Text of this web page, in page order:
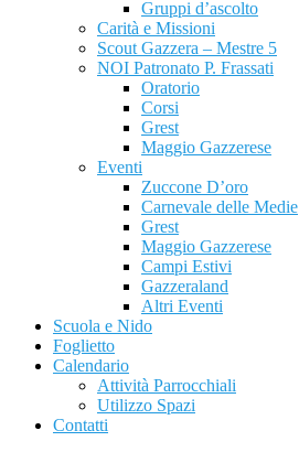
Gruppi d’ascolto
Carità e Missioni
Scout Gazzera – Mestre 5
NOI Patronato P. Frassati
Oratorio
Corsi
Grest
Maggio Gazzerese
Eventi
Zuccone D’oro
Carnevale delle Medie
Grest
Maggio Gazzerese
Campi Estivi
Gazzeraland
Altri Eventi
Scuola e Nido
Foglietto
Calendario
Attività Parrocchiali
Utilizzo Spazi
Contatti